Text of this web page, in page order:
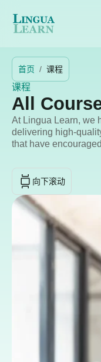
首页 课程
课程
All
At Lingua Learn, we
delivering high-
that have
向下滚动